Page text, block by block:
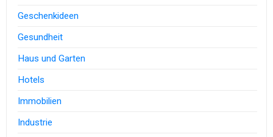
Geschenkideen
Gesundheit
Haus und Garten
Hotels
Immobilien
Industrie